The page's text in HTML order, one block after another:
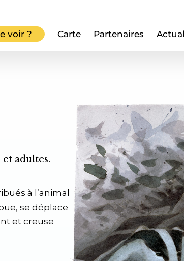
voir ? Carte Partenaires
et adultes.
à l’animal
se déplace
et creuse